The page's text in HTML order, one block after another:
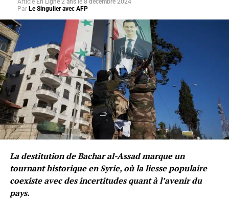
Article En Ligne 2 ans le 8 décembre 2024
Par Le Singulier avec AFP
La destitution de Bachar al-Assad marque un
tournant historique en Syrie, où la liesse populaire
coexiste avec des incertitudes quant à l’avenir du
pays.